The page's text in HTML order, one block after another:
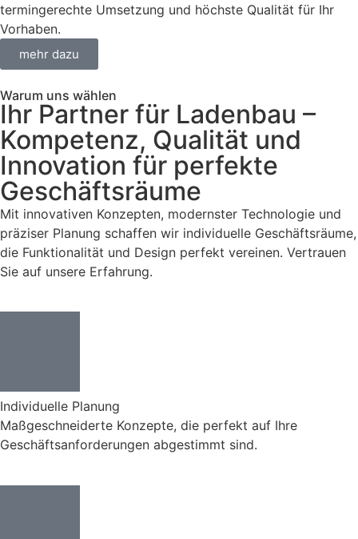
termingerechte Umsetzung und höchste Qualität für Ihr
Vorhaben.
mehr dazu
Warum uns wählen
Ihr Partner für Ladenbau –
Kompetenz, Qualität und
Innovation für perfekte
Geschäftsräume
Mit innovativen Konzepten, modernster Technologie und
präziser Planung schaffen wir individuelle Geschäftsräume,
die Funktionalität und Design perfekt vereinen. Vertrauen
Sie auf unsere Erfahrung.
Individuelle Planung
Maßgeschneiderte Konzepte, die perfekt auf Ihre
Geschäftsanforderungen abgestimmt sind.